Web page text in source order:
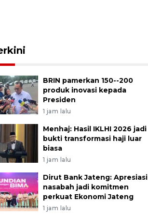
BRIN pamerkan 150--200
produk inovasi kepada
Presiden
1 jam lalu
Menhaj: Hasil IKLHI 2026 jadi
bukti transformasi haji luar
biasa
1 jam lalu
Dirut Bank Jateng: Apresiasi
nasabah jadi komitmen
perkuat Ekonomi Jateng
1 jam lalu